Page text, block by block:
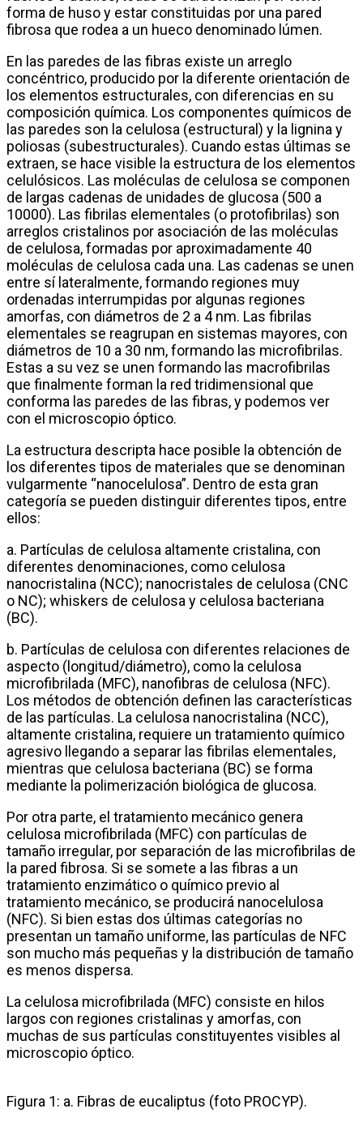
forma de huso y estar constituidas por una pared
fibrosa que rodea a un hueco denominado lúmen.
En las paredes de las fibras existe un arreglo
concéntrico, producido por la diferente orientación de
los elementos estructurales, con diferencias en su
composición química. Los componentes químicos de
las paredes son la celulosa (estructural) y la lignina y
poliosas (subestructurales). Cuando estas últimas se
extraen, se hace visible la estructura de los elementos
celulósicos. Las moléculas de celulosa se componen
de largas cadenas de unidades de glucosa (500 a
10000). Las fibrilas elementales (o protofibrilas) son
arreglos cristalinos por asociación de las moléculas
de celulosa, formadas por aproximadamente 40
moléculas de celulosa cada una. Las cadenas se unen
entre sí lateralmente, formando regiones muy
ordenadas interrumpidas por algunas regiones
amorfas, con diámetros de 2 a 4 nm. Las fibrilas
elementales se reagrupan en sistemas mayores, con
diámetros de 10 a 30 nm, formando las microfibrilas.
Estas a su vez se unen formando las macrofibrilas
que finalmente forman la red tridimensional que
conforma las paredes de las fibras, y podemos ver
con el microscopio óptico.
La estructura descripta hace posible la obtención de
los diferentes tipos de materiales que se denominan
vulgarmente “nanocelulosa”. Dentro de esta gran
categoría se pueden distinguir diferentes tipos, entre
ellos:
a. Partículas de celulosa altamente cristalina, con
diferentes denominaciones, como celulosa
nanocristalina (NCC); nanocristales de celulosa (CNC
o NC); whiskers de celulosa y celulosa bacteriana
(BC).
b. Partículas de celulosa con diferentes relaciones de
aspecto (longitud/diámetro), como la celulosa
microfibrilada (MFC), nanofibras de celulosa (NFC).
Los métodos de obtención definen las características
de las partículas. La celulosa nanocristalina (NCC),
altamente cristalina, requiere un tratamiento químico
agresivo llegando a separar las fibrilas elementales,
mientras que celulosa bacteriana (BC) se forma
mediante la polimerización biológica de glucosa.
Por otra parte, el tratamiento mecánico genera
celulosa microfibrilada (MFC) con partículas de
tamaño irregular, por separación de las microfibrilas de
la pared fibrosa. Si se somete a las fibras a un
tratamiento enzimático o químico previo al
tratamiento mecánico, se producirá nanocelulosa
(NFC). Si bien estas dos últimas categorías no
presentan un tamaño uniforme, las partículas de NFC
son mucho más pequeñas y la distribución de tamaño
es menos dispersa.
La celulosa microfibrilada (MFC) consiste en hilos
largos con regiones cristalinas y amorfas, con
muchas de sus partículas constituyentes visibles al
microscopio óptico.
Figura 1: a. Fibras de eucaliptus (foto PROCYP).